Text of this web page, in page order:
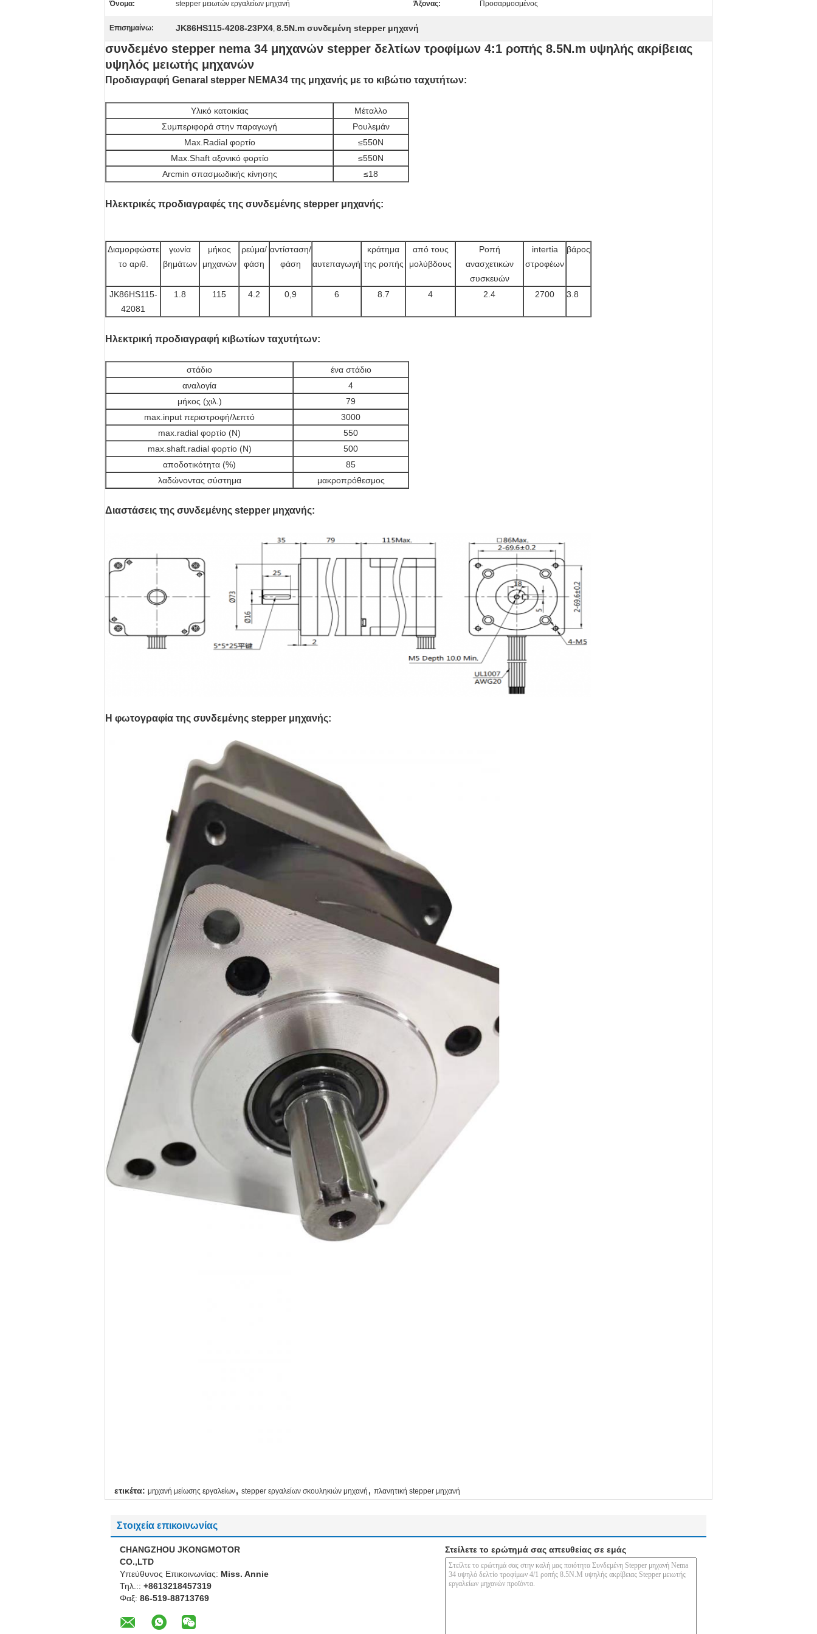
Όνομα: stepper μειωτών εργαλείων μηχανή Άξονας: Προσαρμοσμένος
Επισημαίνω: JK86HS115-4208-23PX4, 8.5N.m συνδεμένη stepper μηχανή
συνδεμένο stepper nema 34 μηχανών stepper δελτίων τροφίμων 4:1 ροπής 8.5N.m υψηλής ακρίβειας
υψηλός μειωτής μηχανών
Προδιαγραφή Genaral stepper NEMA34 της μηχανής με το κιβώτιο ταχυτήτων:
Υλικό κατοικίας
Μέταλλο
Συμπεριφορά στην παραγωγή
Ρουλεμάν
Max.Radial φορτίο
≤550N
Max.Shaft αξονικό φορτίο
≤550N
Arcmin σπασμωδικής κίνησης
≤18
Ηλεκτρικές προδιαγραφές της συνδεμένης stepper μηχανής:
Διαμορφώστε
το αριθ.
γωνία
βημάτων
μήκος
μηχανών
ρεύμα/
φάση
αντίσταση/
φάση
αυτεπαγωγή
κράτημα
της ροπής
από τους
μολύβδους
Ροπή
ανασχετικών
συσκευών
intertia
στροφέων
βάρος
JK86HS115-
42081
1.8 115 4.2 0,9 6 8.7 4 2.4 2700 3.8
Ηλεκτρική προδιαγραφή κιβωτίων ταχυτήτων:
στάδιο
ένα στάδιο
αναλογία
4
μήκος (χιλ.)
79
max.input περιστροφή/λεπτό
3000
max.radial φορτίο (Ν)
550
max.shaft.radial φορτίο (Ν)
500
αποδοτικότητα (%)
85
λαδώνοντας σύστημα
μακροπρόθεσμος
Διαστάσεις της συνδεμένης stepper μηχανής:
Η φωτογραφία της συνδεμένης stepper μηχανής:
ετικέτα: μηχανή μείωσης εργαλείων, stepper εργαλείων σκουληκιών μηχανή , πλανητική stepper μηχανή
Στοιχεία επικοινωνίας
CHANGZHOU JKONGMOTOR
CO.,LTD
Υπεύθυνος Επικοινωνίας: Miss. Annie
Τηλ.:: +8613218457319
Φαξ: 86-519-88713769
Στείλετε το ερώτημά σας απευθείας σε εμάς